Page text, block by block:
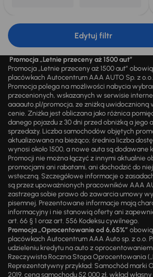
Edytuj filtr
Promocja „Letnie przeceny aż 1500 aut”
Promocja „Letnie przeceny aż 1500 aut”
placówkach Autocentrum AAA AUTO Sp. z
Promocja polega na możliwości nabycia
przecenionych, wskazanych w serwisie
aaaauto.pl/promocja, ze zniżką
cenie. Zniżka jest obliczana jako różnica
danego pojazdu z 30 dni przed obniżką a jego
sprzedaży. Liczba samochodów objętych
aktualizowana na bieżąco; średnia liczba
wynosi około 1500, a nowe auta są dodawane
Promocji nie można łączyć z innymi aktualnie
promocjami ani rabatami, ani dochodzić do
wsteczną. Szczegółowe informacje o
są przez upoważnionych pracowników AAA
zastrzega sobie prawo do zawarcia umowy
pisemnej. Prezentowane informacje mają
informacyjny i nie stanowią oferty ani
art. 66 § 1 oraz art. 556 Kodeksu cywilnego.
Promocja „Oprocentowanie od 6,65%”
placówkach Autocentrum AAA Auto sp. z o.o.
udzieleniu kredytu na auto z oprocentowaniem
Rzeczywista Roczna Stopa Oprocentowania
Reprezentatywny przykład: Samochód marki
2019, cena samochodu 52 000 zł, wkład własny